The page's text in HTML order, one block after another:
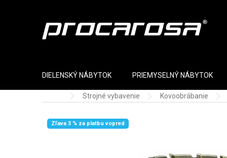
DIELENSKÝ NÁBYTOK PRIEMYSELNÝ NÁBYTOK
Domov Strojné vybavenie Kovoobrábanie
Zľava 3 % za platbu vopred